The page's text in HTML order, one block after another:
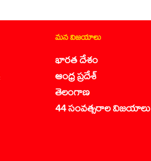
మన విజయాలు
భారత దేశం
ఆంధ్ర ప్రదేశ్
తెలంగాణ
44 సంవత్సరాల విజయాలు